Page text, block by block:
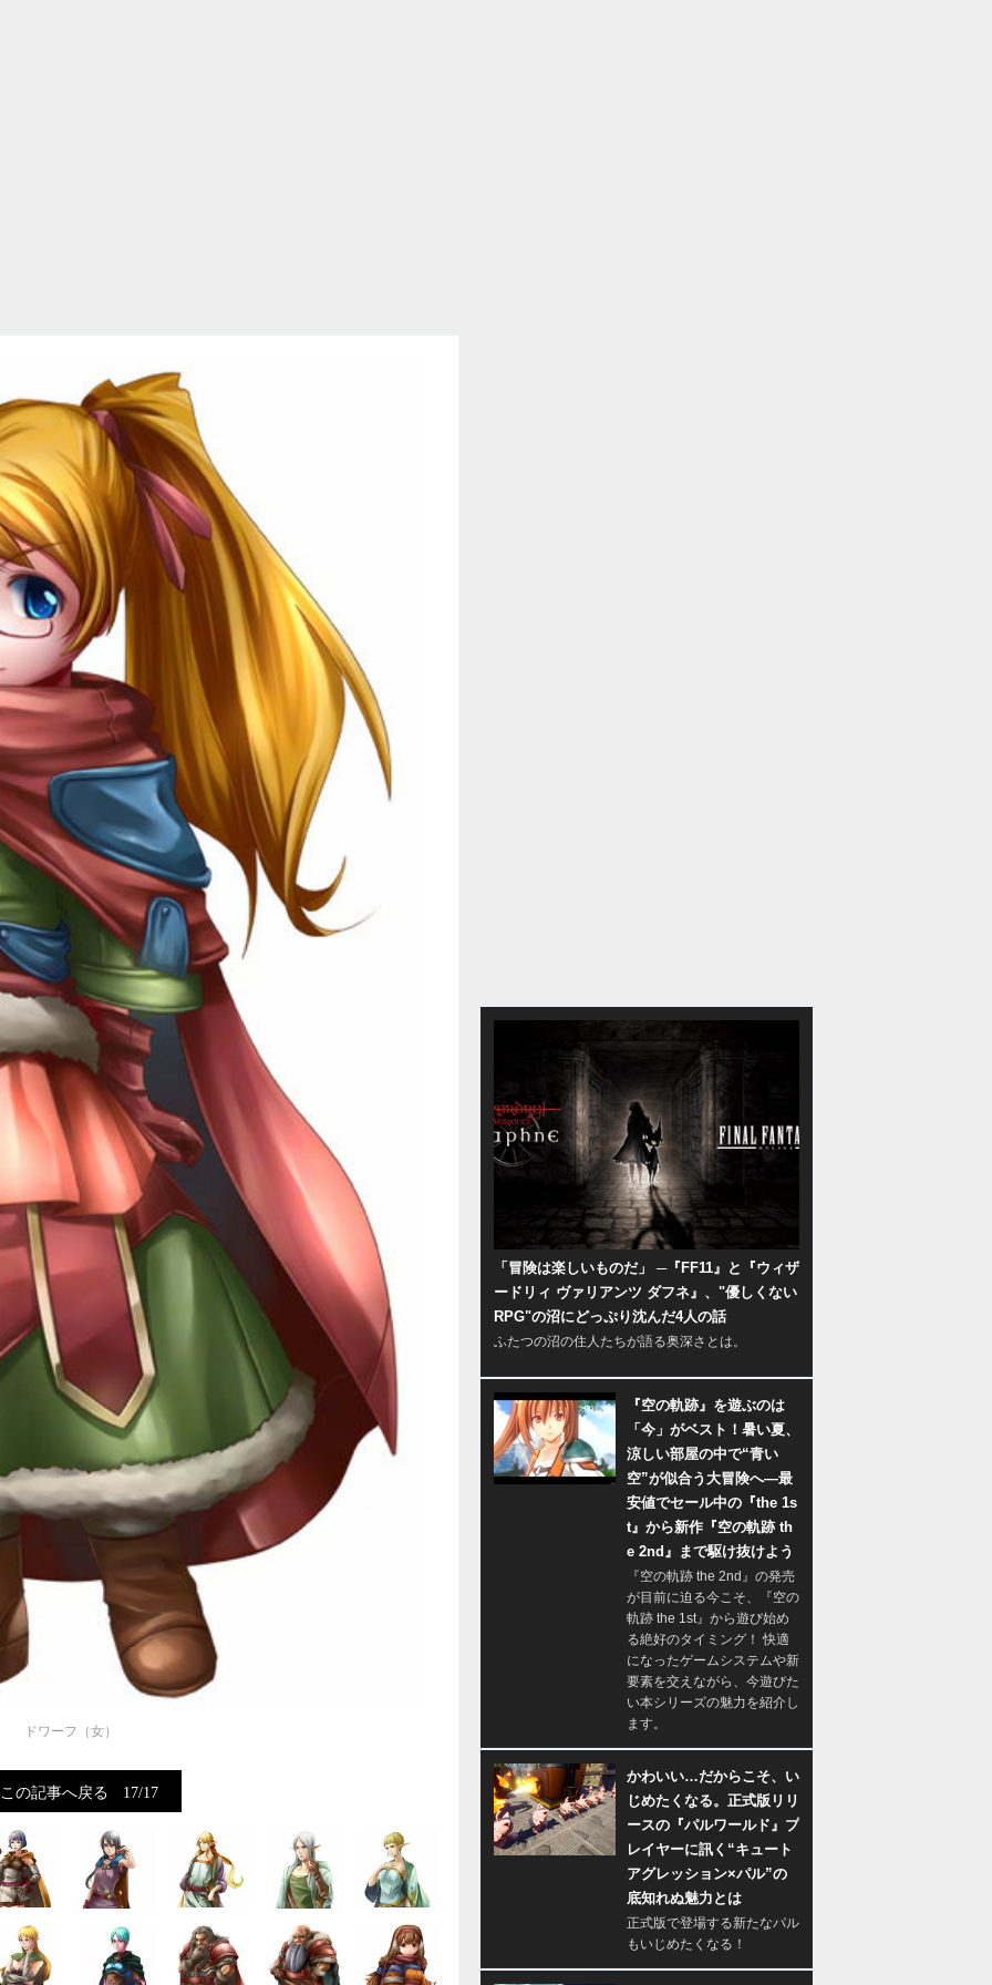
ドワーフ（女）
この記事へ戻る 17/17
「冒険は楽しいものだ」 ─『FF11』と『ウィザ
ードリィ ヴァリアンツ ダフネ』、"優しくない
RPG"の沼にどっぷり沈んだ4人の話
ふたつの沼の住人たちが語る奥深さとは。
『空の軌跡』を遊ぶのは
「今」がベスト！暑い夏、
涼しい部屋の中で“青い
空”が似合う大冒険へ―最
安値でセール中の『the 1s
t』から新作『空の軌跡 th
e 2nd』まで駆け抜けよう
『空の軌跡 the 2nd』の発売
が目前に迫る今こそ、『空の
軌跡 the 1st』から遊び始め
る絶好のタイミング！ 快適
になったゲームシステムや新
要素を交えながら、今遊びた
い本シリーズの魅力を紹介し
ます。
かわいい…だからこそ、い
じめたくなる。正式版リリ
ースの『パルワールド』プ
レイヤーに訊く“キュート
アグレッション×パル”の
底知れぬ魅力とは
正式版で登場する新たなパル
もいじめたくなる！